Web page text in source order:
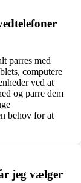
parres med
computere
ved at
og parre dem
behov for at
jeg vælger